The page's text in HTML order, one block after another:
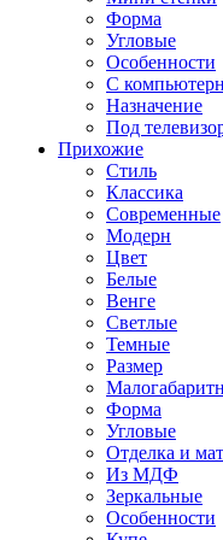
Форма
Угловые
Особенности
С
Назначение
Под
Прихожие
Стиль
Классика
Современные
Модерн
Цвет
Белые
Венге
Светлые
Темные
Размер
Форма
Угловые
Отделка и
Из МДФ
Зеркальные
Особенности